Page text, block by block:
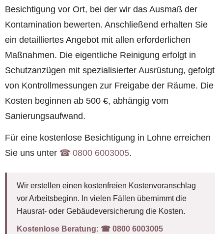
Besichtigung vor Ort, bei der wir das Ausmaß der
Kontamination bewerten. Anschließend erhalten Sie
ein detailliertes Angebot mit allen erforderlichen
Maßnahmen. Die eigentliche Reinigung erfolgt in
Schutzanzügen mit spezialisierter Ausrüstung, gefolgt
von Kontrollmessungen zur Freigabe der Räume. Die
Kosten beginnen ab 500 €, abhängig vom
Sanierungsaufwand.
Für eine kostenlose Besichtigung in Lohne erreichen
Sie uns unter ☎︎ 0800 6003005.
Wir erstellen einen kostenfreien Kostenvoranschlag
vor Arbeitsbeginn. In vielen Fällen übernimmt die
Hausrat- oder Gebäudeversicherung die Kosten.
Kostenlose Beratung: ☎︎ 0800 6003005